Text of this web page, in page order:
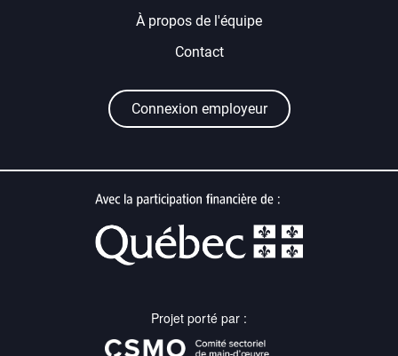
À propos de l'équipe
Contact
Connexion employeur
Projet porté par :